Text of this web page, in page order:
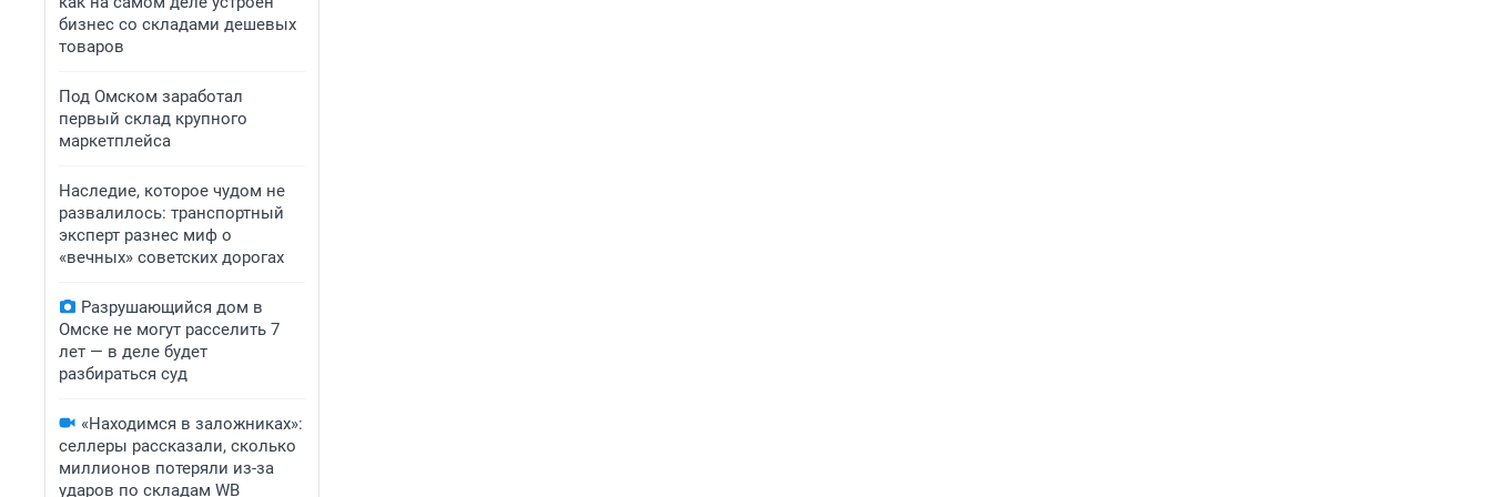
бизнес со складами дешевых
товаров
Под Омском заработал
первый склад крупного
маркетплейса
Наследие, которое чудом не
развалилось: транспортный
эксперт разнес миф о
«вечных» советских дорогах
Разрушающийся дом в
Омске не могут расселить 7
лет — в деле будет
разбираться суд
«Находимся в заложниках»:
селлеры рассказали, сколько
миллионов потеряли из-за
ударов по складам WB